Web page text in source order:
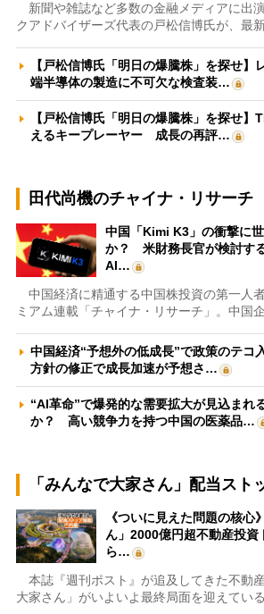
新聞や雑誌など多数の金融メディアに出
クアドバイザーズ代表の戸松信博氏が、最
【戸松信博氏「明日の爆騰株」を探せ】
端半導体の製造に不可欠な検査装…
【戸松信博氏「明日の爆騰株」を探せ】
えるキープレーヤー 成長の再評…
田代尚機のチャイナ・リサーチ
中国「Kimi K3」の衝撃に
か？ 米財務長官が検討す
AI…
中国経済に精通する中国株投資の第一人
ミアム連載「チャイナ・リサーチ」。中国
中国経済“予想外の低成長”で政策のテ
方針の修正で成長加速が予想さ…
“AI革命”で爆発的な需要拡大が見込まれ
か？ 高い競争力を持つ中国の医薬品…
「みんなで大家さん」配当スト
《ついに見えた問題の核心
ん」2000億円超不動産投資
ら…
本誌『週刊ポスト』が追及してきた不動
大家さん」がいよいよ最終局面を迎えてい